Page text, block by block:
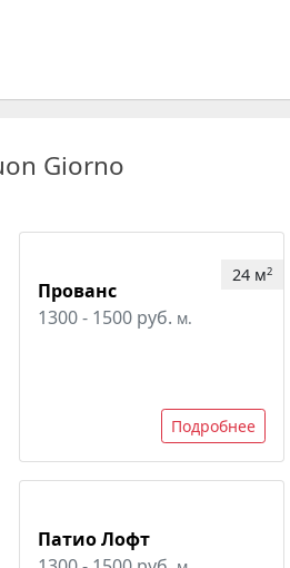
Giorno
24 м2
Прованс
1300 - 1500 руб. м.
Подробнее
Патио Лофт